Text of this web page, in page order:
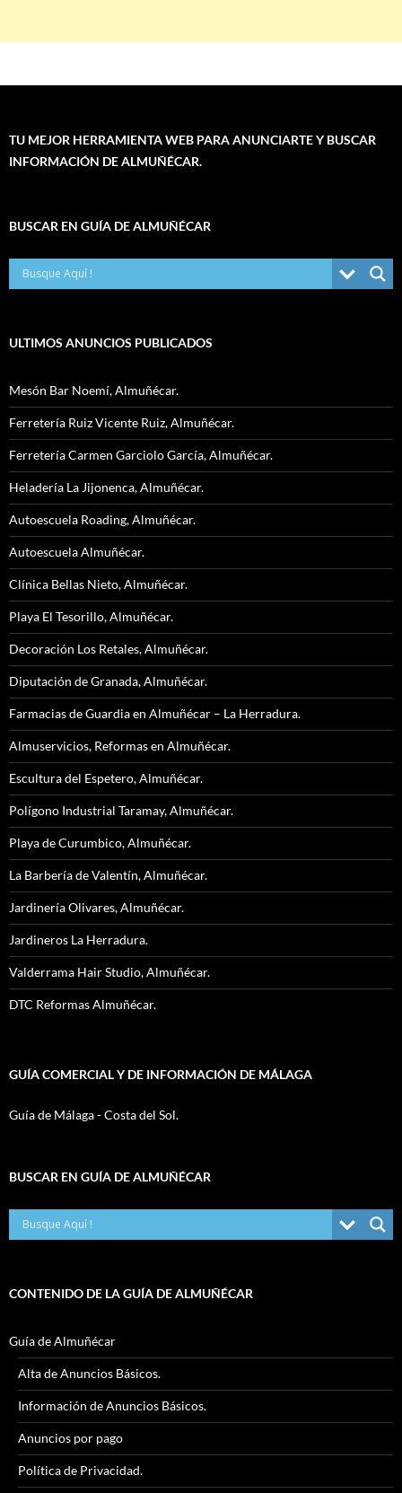
TU MEJOR HERRAMIENTA WEB PARA ANUNCIARTE Y BUSCAR
INFORMACIÓN DE ALMUÑÉCAR.
BUSCAR EN GUÍA DE ALMUÑÉCAR
ULTIMOS ANUNCIOS PUBLICADOS
Mesón Bar Noemí, Almuñécar.
Ferretería Ruiz Vicente Ruiz, Almuñécar.
Ferretería Carmen Garciolo García, Almuñécar.
Heladería La Jijonenca, Almuñécar.
Autoescuela Roading, Almuñécar.
Autoescuela Almuñécar.
Clínica Bellas Nieto, Almuñécar.
Playa El Tesorillo, Almuñécar.
Decoración Los Retales, Almuñécar.
Diputación de Granada, Almuñécar.
Farmacias de Guardia en Almuñécar – La Herradura.
Almuservicios, Reformas en Almuñécar.
Escultura del Espetero, Almuñécar.
Polígono Industrial Taramay, Almuñécar.
Playa de Curumbico, Almuñécar.
La Barbería de Valentín, Almuñécar.
Jardinería Olivares, Almuñécar.
Jardineros La Herradura.
Valderrama Hair Studio, Almuñécar.
DTC Reformas Almuñécar.
GUÍA COMERCIAL Y DE INFORMACIÓN DE MÁLAGA
Guía de Málaga - Costa del Sol.
BUSCAR EN GUÍA DE ALMUÑÉCAR
CONTENIDO DE LA GUÍA DE ALMUÑÉCAR
Guía de Almuñécar
Alta de Anuncios Básicos.
Información de Anuncios Básicos.
Anuncios por pago
Política de Privacidad.